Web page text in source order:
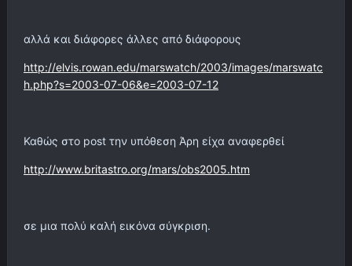
αλλά και διάφορες άλλες από διάφορους
http://elvis.rowan.edu/marswatch/2003/images/marswatc
h.php?s=2003-07-06&e=2003-07-12
Καθώς στο post την υπόθεση Άρη είχα αναφερθεί
http://www.britastro.org/mars/obs2005.htm
σε μια πολύ καλή εικόνα σύγκριση.